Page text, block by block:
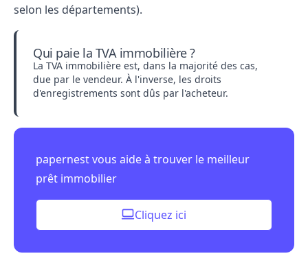
selon les départements).
Qui paie la TVA immobilière ?
La TVA immobilière est, dans la majorité des cas,
due par le vendeur. À l'inverse, les droits
d'enregistrements sont dûs par l'acheteur.
papernest vous aide à trouver le meilleur
prêt immobilier
Cliquez ici